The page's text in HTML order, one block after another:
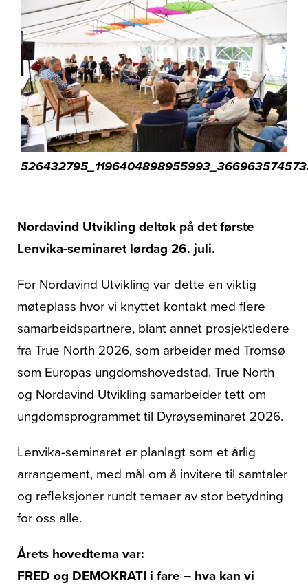
Publikasjoner
Om oss
Nordavind Utvikling deltok på det første
Lenvika-seminaret lørdag 26. juli.
For Nordavind Utvikling var dette en viktig
møteplass hvor vi knyttet kontakt med flere
samarbeidspartnere, blant annet prosjektledere
fra True North 2026, som arbeider med Tromsø
som Europas ungdomshovedstad. True North
og Nordavind Utvikling samarbeider tett om
ungdomsprogrammet til Dyrøyseminaret 2026.
Lenvika-seminaret er planlagt som et årlig
arrangement, med mål om å invitere til samtaler
og refleksjoner rundt temaer av stor betydning
for oss alle.
Årets hovedtema var:
FRED og DEMOKRATI i fare – hva kan vi